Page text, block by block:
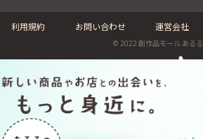
利用規約 お問い合わせ 運営会社
© 2022 創作品モール あるる